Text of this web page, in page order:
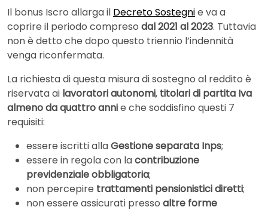
Il bonus Iscro allarga il Decreto Sostegnie va a
coprire il periodo compreso dal 2021 al 2023. Tuttavia
non è detto che dopo questo triennio l’indennità
venga riconfermata.
La richiesta di questa misura di sostegno al reddito è
riservata ai lavoratori autonomi, titolari di partita Iva
almeno da quattro annie che soddisfino questi 7
requisiti:
essere iscritti allaGestione separata Inps;
essere in regola con lacontribuzione
previdenziale obbligatoria;
non percepire trattamenti pensionistici diretti;
non essere assicurati presso altre forme